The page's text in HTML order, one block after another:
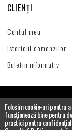
Folosim cookie-uri pentru
funcționează bine pentru
practici pentru
CLIENȚI
Contul meu
Istoricul comenzilor
Buletin informativ